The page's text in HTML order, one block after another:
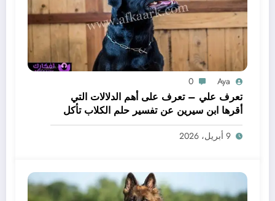
Aya
0
تعرف علي – تعرف على أهم الدلالات التي
أقرها ابن سيرين عن تفسير حلم الكلاب تأكل
لحم – بالتفصيل
9 أبريل، 2026